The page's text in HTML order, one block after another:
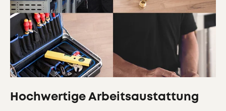
Hochwertige Arbeitsaustattung